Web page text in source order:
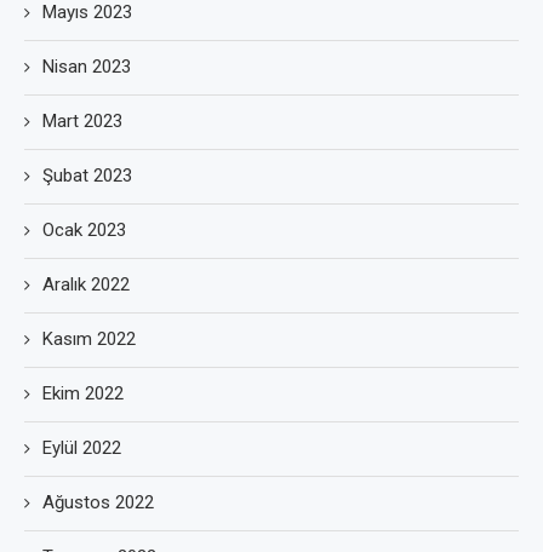
Mayıs 2023
Nisan 2023
Mart 2023
Şubat 2023
Ocak 2023
Aralık 2022
Kasım 2022
Ekim 2022
Eylül 2022
Ağustos 2022